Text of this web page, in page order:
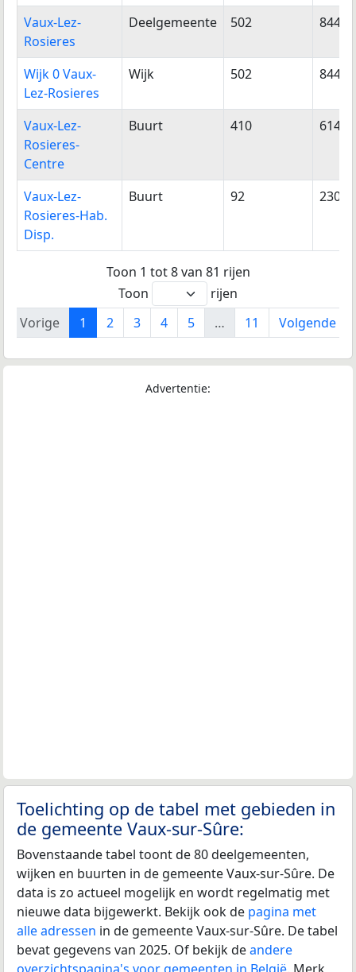
Vaux-Lez-
Rosieres
Deelgemeente 502 844
Wijk 0 Vaux-
Lez-Rosieres
Wijk 502 844
Vaux-Lez-
Rosieres-
Centre
Buurt 410 614
Vaux-Lez-
Rosieres-Hab.
Disp.
Buurt 92 230
Toon 1 tot 8 van 81 rijen
Toon
rijen
Vorige
1 2 3 4 5 … 11 Volgende
Advertentie:
Toelichting op de tabel met gebieden in
de gemeente Vaux-sur-Sûre:
Bovenstaande tabel toont de 80 deelgemeenten,
wijken en buurten in de gemeente Vaux-sur-Sûre. De
data is zo actueel mogelijk en wordt regelmatig met
nieuwe data bijgewerkt. Bekijk ook de pagina met
alle adressen in de gemeente Vaux-sur-Sûre. De tabel
bevat gegevens van 2025. Of bekijk deandere